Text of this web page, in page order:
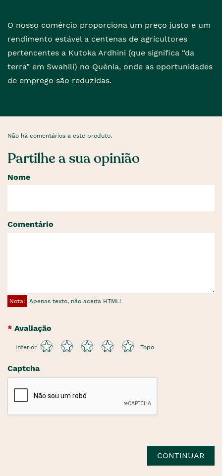
O nosso comércio proporciona um preço justo e um
rendimento estável a centenas de agricultores
pertencentes a Kutoka Ardhini (que significa “da
terra” em Swahili) no Quénia, onde as oportunidades
de emprego são reduzidas.
Não há comentários a este produto.
Partilhe a sua opinião
Nome
Comentário
Nota: Apenas texto, não aceita HTML!
Avaliação
Inferior Topo
Captcha
CONTINUAR